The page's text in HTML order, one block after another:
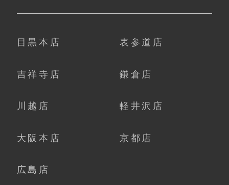
目黒本店 表参道店
吉祥寺店 鎌倉店
川越店 軽井沢店
大阪本店 京都店
広島店